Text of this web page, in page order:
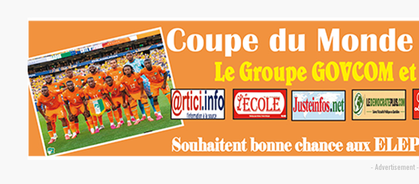
- Advertisement -